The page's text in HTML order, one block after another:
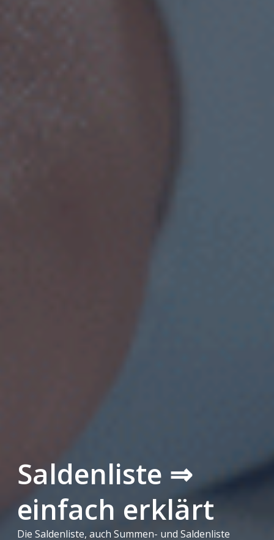
Saldenliste ⇒
einfach erklärt
Die Saldenliste, auch Summen- und Saldenliste